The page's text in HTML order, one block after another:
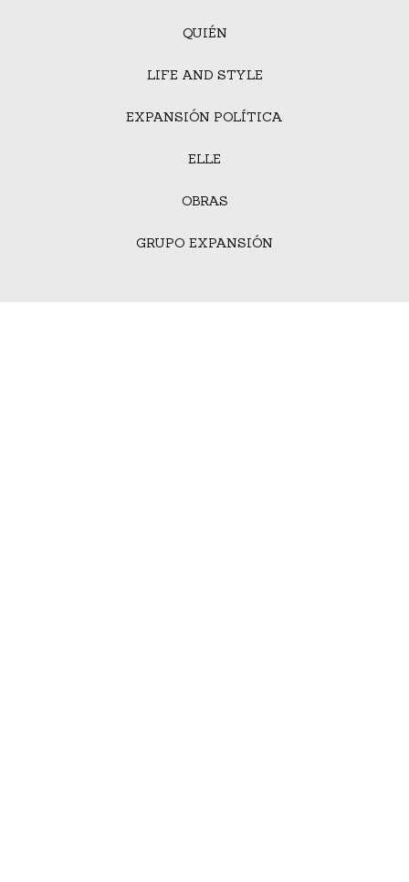
QUIÉN
LIFE AND STYLE
EXPANSIÓN POLÍTICA
ELLE
OBRAS
GRUPO EXPANSIÓN